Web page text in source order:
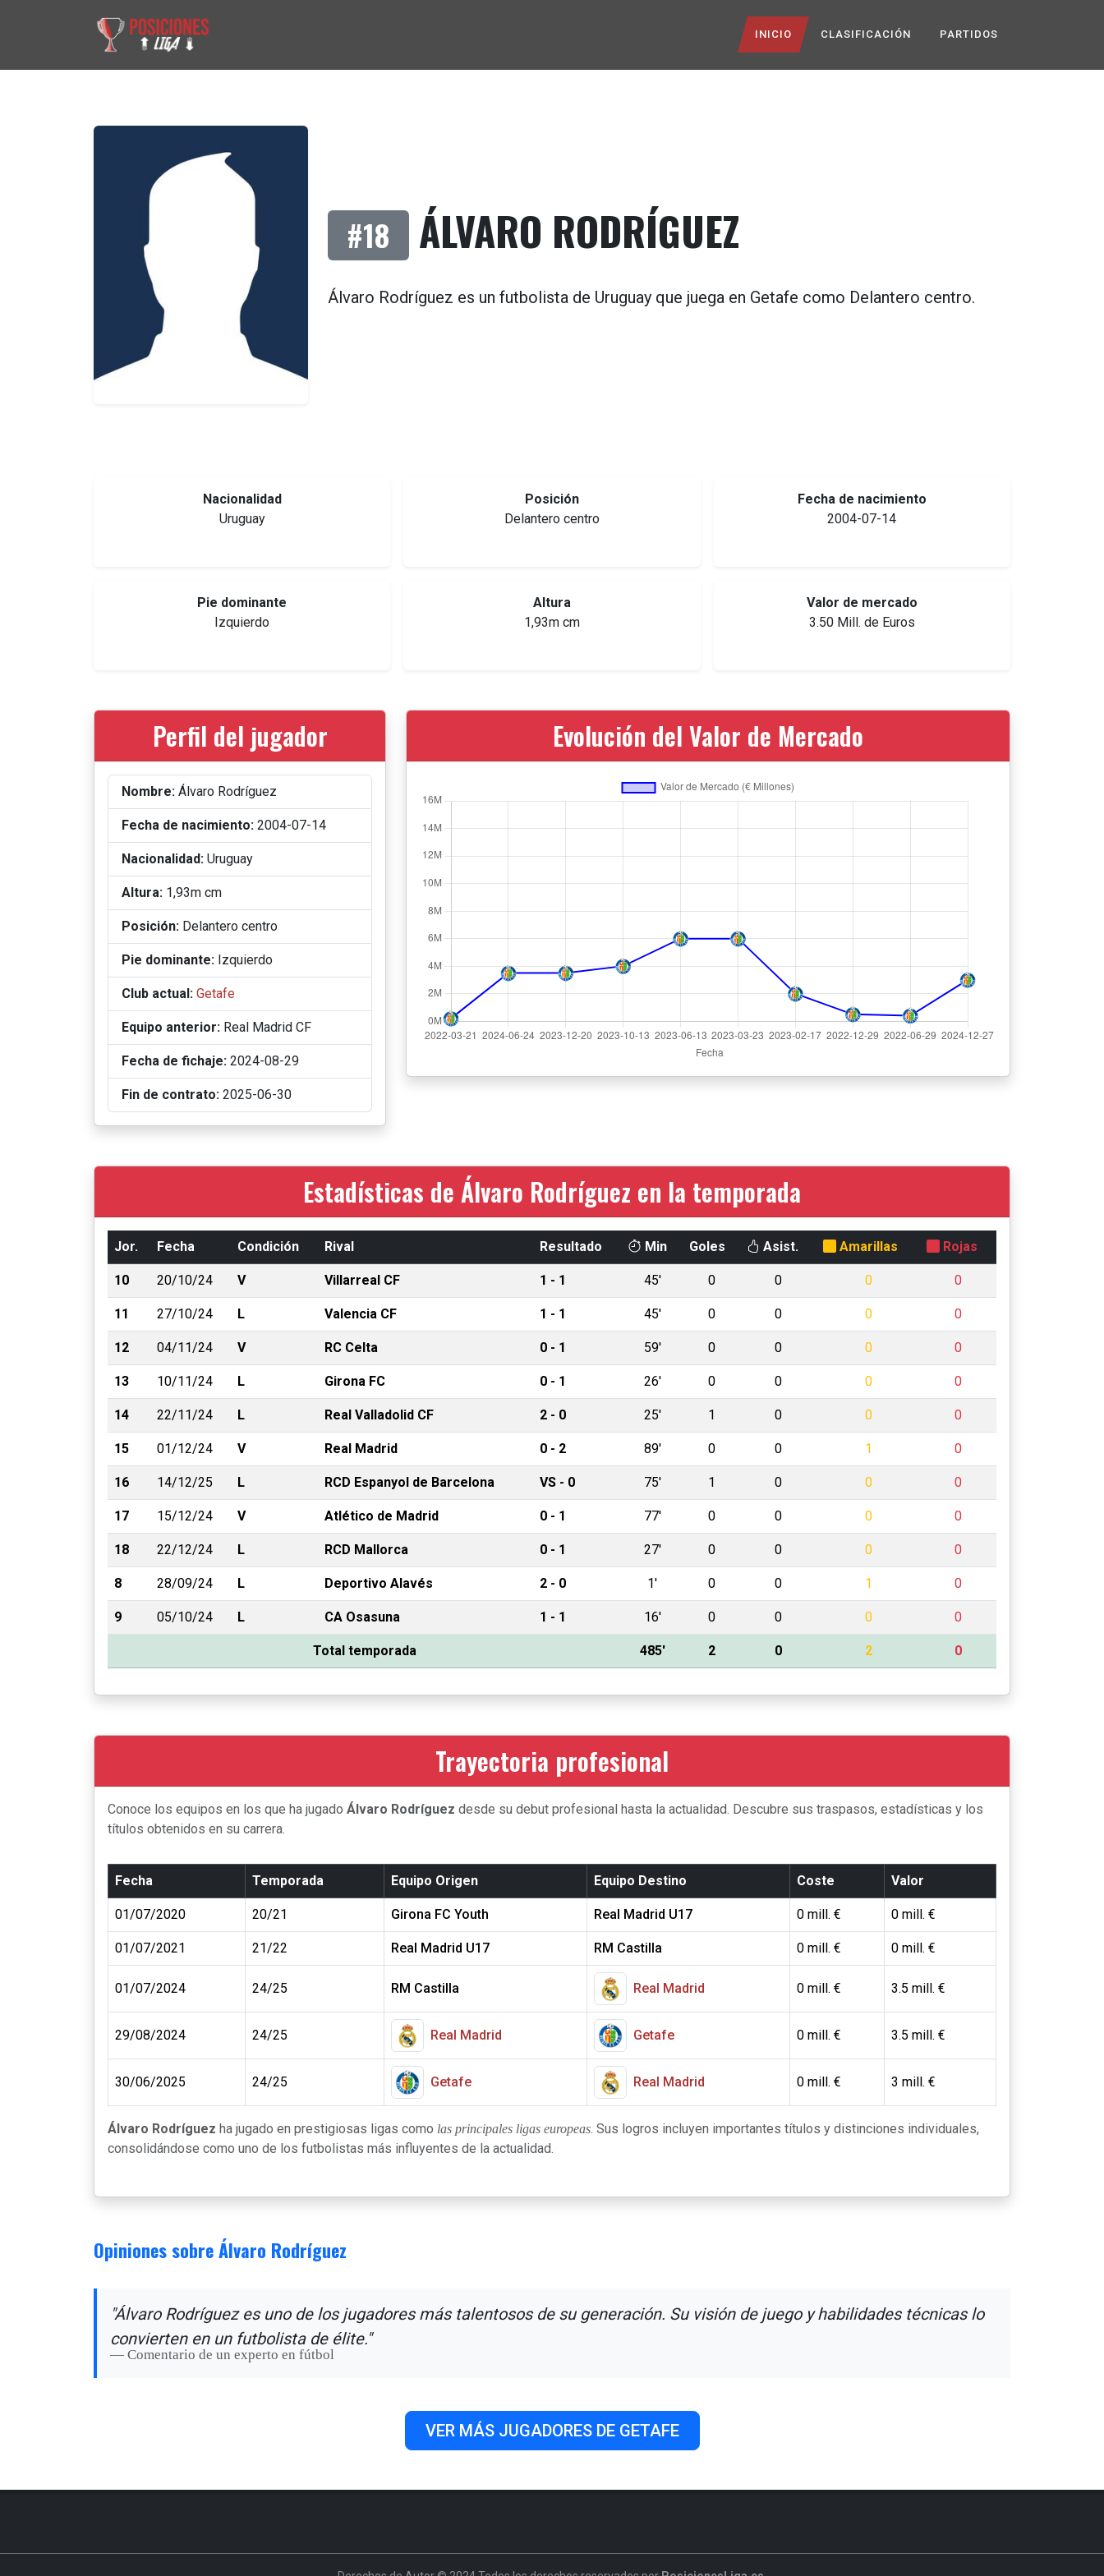
INICIO CLASIFICACIÓN PARTIDOS
#18 ÁLVARO RODRÍGUEZ
Álvaro Rodríguez es un futbolista de Uruguay que juega en Getafe como Delantero centro.
Nacionalidad
Uruguay
Posición
Delantero centro
Fecha de nacimiento
2004-07-14
Pie dominante
Izquierdo
Altura
1,93m cm
Valor de mercado
3.50 Mill. de Euros
Perfil del jugador
Nombre: Álvaro Rodríguez
Fecha de nacimiento: 2004-07-14
Nacionalidad: Uruguay
Altura: 1,93m cm
Posición: Delantero centro
Pie dominante: Izquierdo
Club actual: Getafe
Equipo anterior: Real Madrid CF
Fecha de fichaje: 2024-08-29
Fin de contrato: 2025-06-30
Evolución del Valor de Mercado
Estadísticas de Álvaro Rodríguez en la temporada
Jor. Fecha Condición Rival Resultado Min Goles Asist. Amarillas Rojas
10 20/10/24 V Villarreal CF 1 - 1 45' 0 0 0 0
11 27/10/24 L Valencia CF 1 - 1 45' 0 0 0 0
12 04/11/24 V RC Celta 0 - 1 59' 0 0 0 0
13 10/11/24 L Girona FC 0 - 1 26' 0 0 0 0
14 22/11/24 L Real Valladolid CF 2 - 0 25' 1 0 0 0
15 01/12/24 V Real Madrid 0 - 2 89' 0 0 1 0
16 14/12/25 L RCD Espanyol de Barcelona VS - 0 75' 1 0 0 0
17 15/12/24 V Atlético de Madrid 0 - 1 77' 0 0 0 0
18 22/12/24 L RCD Mallorca 0 - 1 27' 0 0 0 0
8 28/09/24 L Deportivo Alavés 2 - 0 1' 0 0 1 0
9 05/10/24 L CA Osasuna 1 - 1 16' 0 0 0 0
Total temporada 485' 2 0 2 0
Trayectoria profesional
Conoce los equipos en los que ha jugado Álvaro Rodríguez desde su debut profesional hasta la actualidad. Descubre sus traspasos, estadísticas y los
títulos obtenidos en su carrera.
Fecha Temporada Equipo Origen Equipo Destino Coste Valor
01/07/2020 20/21 Girona FC Youth Real Madrid U17 0 mill. € 0 mill. €
01/07/2021 21/22 Real Madrid U17 RM Castilla 0 mill. € 0 mill. €
01/07/2024 24/25 RM Castilla Real Madrid 0 mill. € 3.5 mill. €
29/08/2024 24/25 Real Madrid Getafe 0 mill. € 3.5 mill. €
30/06/2025 24/25 Getafe Real Madrid 0 mill. € 3 mill. €
Álvaro Rodríguez ha jugado en prestigiosas ligas como las principales ligas europeas. Sus logros incluyen importantes títulos y distinciones individuales,
consolidándose como uno de los futbolistas más influyentes de la actualidad.
Opiniones sobre Álvaro Rodríguez
"Álvaro Rodríguez es uno de los jugadores más talentosos de su generación. Su visión de juego y habilidades técnicas lo
convierten en un futbolista de élite."
Comentario de un experto en fútbol
VER MÁS JUGADORES DE GETAFE